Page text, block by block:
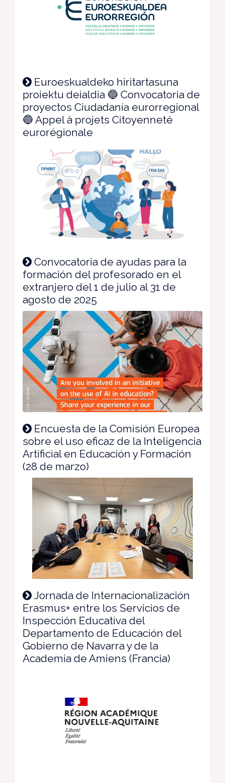
Euroeskualdeko hiritartasuna
proiektu deialdia 🔵 Convocatoria de
proyectos Ciudadanía eurorregional
🔵 Appel à projets Citoyenneté
eurorégionale
Convocatoria de ayudas para la
formación del profesorado en el
extranjero del 1 de julio al 31 de
agosto de 2025
Encuesta de la Comisión Europea
sobre el uso eficaz de la Inteligencia
Artificial en Educación y Formación
(28 de marzo)
Jornada de Internacionalización
Erasmus+ entre los Servicios de
Inspección Educativa del
Departamento de Educación del
Gobierno de Navarra y de la
Academia de Amiens (Francia)